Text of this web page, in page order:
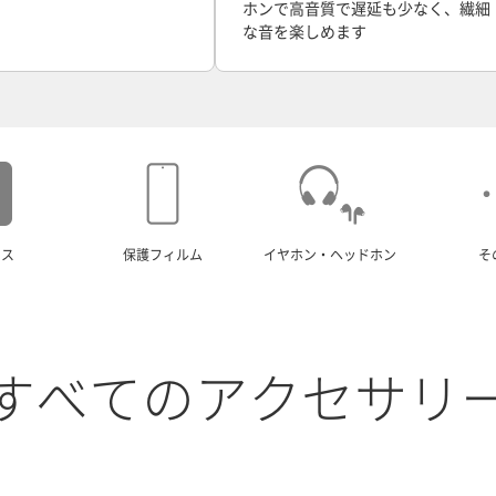
ホンで高音質で遅延も少なく、繊細
な音を楽しめます
保護フィルム イヤホン・ヘッドホン そ
べてのアクセサリ